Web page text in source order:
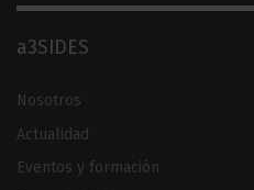
a3SIDES
Nosotros
Actualidad
Eventos y formación